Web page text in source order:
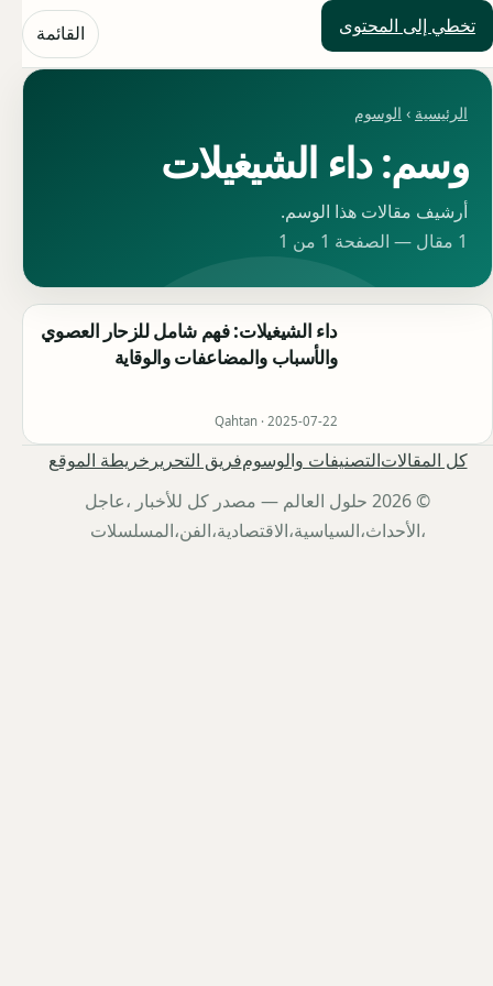
تخطي إلى المحتوى
حلول العالم القائمة
الرئيسية › الوسوم
وسم: داء الشيغيلات
أرشيف مقالات هذا الوسم.
1 مقال — الصفحة 1 من 1
داء الشيغيلات: فهم شامل للزحار العصوي
والأسباب والمضاعفات والوقاية
Qahtan · 2025-07-22
كل المقالاتالتصنيفات والوسومفريق التحرير خريطة الموقع
© 2026 حلول العالم — مصدر كل للأخبار ،عاجل
،الأحداث،السياسية،الاقتصادية،الفن،المسلسلات